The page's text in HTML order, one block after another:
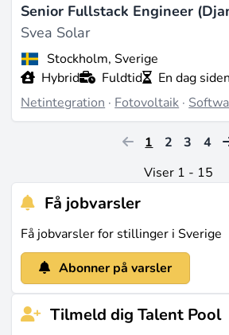
Senior Fullstack Engineer
Svea Solar
Stockholm, Sverige
Hybrid
Fuldtid
En dag siden
Netintegration · Fotovoltaik ·
1 2 3
4
Viser 1 - 15
Få jobvarsler
Få jobvarsler for stillinger i Sverige
Abonner på varsler
Tilmeld dig Talent Pool